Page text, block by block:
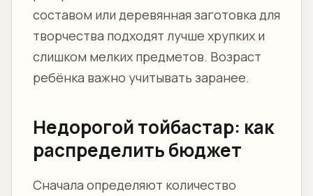
составом или деревянная заготовка для
творчества подходят лучше хрупких и
слишком мелких предметов. Возраст
ребёнка важно учитывать заранее.
Недорогой тойбастар: как
распределить бюджет
Сначала определяют количество